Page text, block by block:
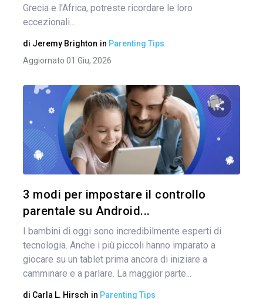
Grecia e l'Africa, potreste ricordare le loro
eccezionali...
di Jeremy Brighton in Parenting Tips
Aggiornato 01 Giu, 2026
3 modi per impostare il controllo
parentale su Android...
I bambini di oggi sono incredibilmente esperti di
tecnologia. Anche i più piccoli hanno imparato a
giocare su un tablet prima ancora di iniziare a
camminare e a parlare. La maggior parte...
di Carla L. Hirsch in Parenting Tips